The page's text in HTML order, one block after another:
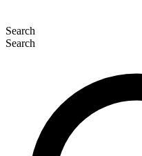
Search
Search